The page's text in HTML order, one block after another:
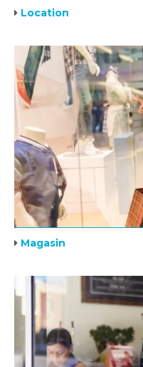
Location
Magasin